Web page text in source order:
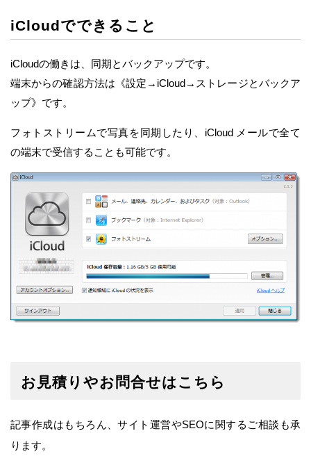
iCloudでできること
iCloudの働きは、同期とバックアップです。
端末からの確認方法は《設定→iCloud→ストレージとバックア
ップ》です。
フォトストリームで写真を同期したり、iCloud メールで全て
の端末で受信することも可能です。
お見積りやお問合せはこちら
記事作成はもちろん、サイト運営やSEOに関するご相談も承
ります。